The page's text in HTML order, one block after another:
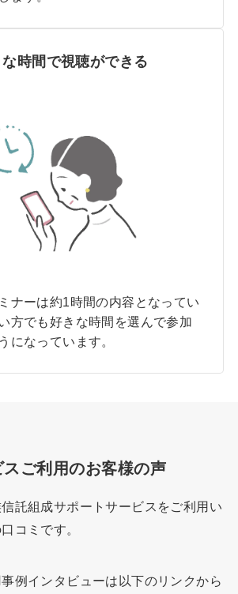
時間で視聴ができる
ナーは約1時間の内容となってい
方でも好きな時間を選んで参加
になっています。
スご利用のお客様の声
託組成サポートサービスをご利用い
コミです。
例インタビューは以下のリンクから